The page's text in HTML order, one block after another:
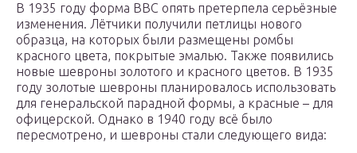
В 1935 году форма ВВС опять претерпела серьёзные
изменения. Лётчики получили петлицы нового
образца, на которых были размещены ромбы
красного цвета, покрытые эмалью. Также появились
новые шевроны золотого и красного цветов. В 1935
году золотые шевроны планировалось использовать
для генеральской парадной формы, а красные – для
офицерской. Однако в 1940 году всё было
пересмотрено, и шевроны стали следующего вида: